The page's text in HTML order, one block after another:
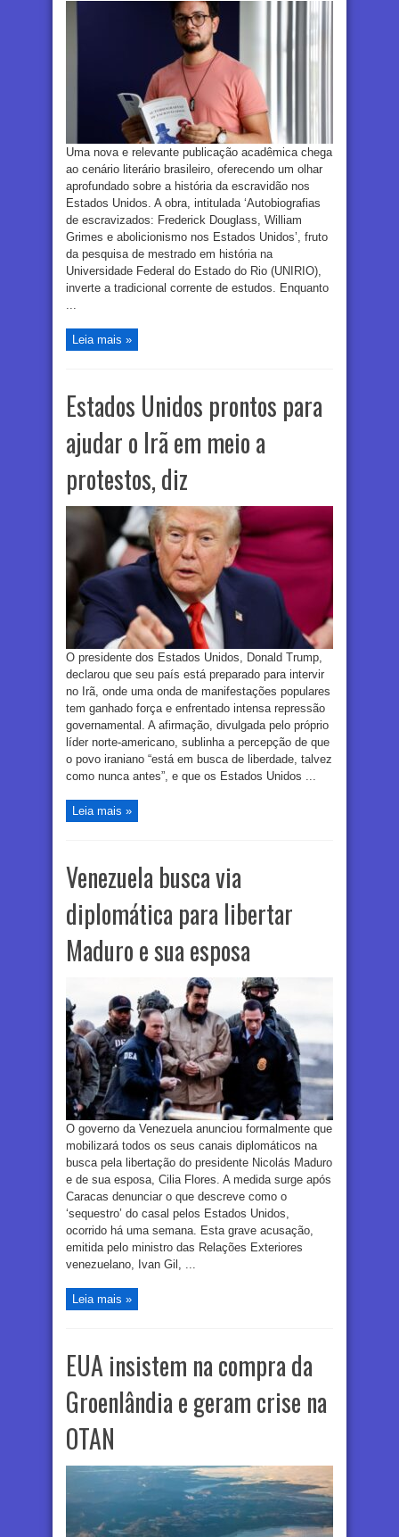
Uma nova e relevante publicação acadêmica chega
ao cenário literário brasileiro, oferecendo um olhar
aprofundado sobre a história da escravidão nos
Estados Unidos. A obra, intitulada ‘Autobiografias
de escravizados: Frederick Douglass, William
Grimes e abolicionismo nos Estados Unidos’, fruto
da pesquisa de mestrado em história na
Universidade Federal do Estado do Rio (UNIRIO),
inverte a tradicional corrente de estudos. Enquanto
...
Leia mais »
Estados Unidos prontos para
ajudar o Irã em meio a
protestos, diz
O presidente dos Estados Unidos, Donald Trump,
declarou que seu país está preparado para intervir
no Irã, onde uma onda de manifestações populares
tem ganhado força e enfrentado intensa repressão
governamental. A afirmação, divulgada pelo próprio
líder norte-americano, sublinha a percepção de que
o povo iraniano “está em busca de liberdade, talvez
como nunca antes”, e que os Estados Unidos ...
Leia mais »
Venezuela busca via
diplomática para libertar
Maduro e sua esposa
O governo da Venezuela anunciou formalmente que
mobilizará todos os seus canais diplomáticos na
busca pela libertação do presidente Nicolás Maduro
e de sua esposa, Cilia Flores. A medida surge após
Caracas denunciar o que descreve como o
‘sequestro’ do casal pelos Estados Unidos,
ocorrido há uma semana. Esta grave acusação,
emitida pelo ministro das Relações Exteriores
venezuelano, Ivan Gil, ...
Leia mais »
EUA insistem na compra da
Groenlândia e geram crise na
OTAN